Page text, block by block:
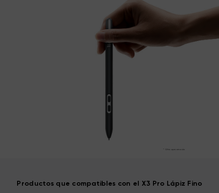
* Cifra aproximada
Productos que compatibles con el X3 Pro Lápiz Fino